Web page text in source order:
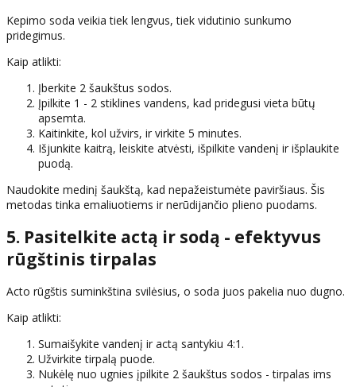
Kepimo soda veikia tiek lengvus, tiek vidutinio sunkumo
pridegimus.
Kaip atlikti:
Įberkite 2 šaukštus sodos.
Įpilkite 1 - 2 stiklines vandens, kad pridegusi vieta būtų
apsemta.
Kaitinkite, kol užvirs, ir virkite 5 minutes.
Išjunkite kaitrą, leiskite atvėsti, išpilkite vandenį ir išplaukite
puodą.
Naudokite medinį šaukštą, kad nepažeistumėte paviršiaus. Šis
metodas tinka emaliuotiems ir nerūdijančio plieno puodams.
5. Pasitelkite actą ir sodą - efektyvus
rūgštinis tirpalas
Acto rūgštis suminkština svilėsius, o soda juos pakelia nuo dugno.
Kaip atlikti:
Sumaišykite vandenį ir actą santykiu 4:1.
Užvirkite tirpalą puode.
Nukėlę nuo ugnies įpilkite 2 šaukštus sodos - tirpalas ims